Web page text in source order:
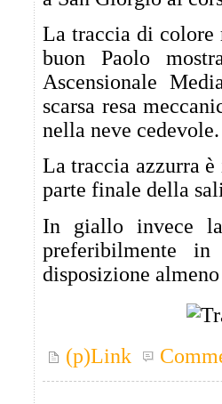
La traccia di colore
buon Paolo
Ascensionale
scarsa resa
nella neve cedevole.
La traccia azzurra
parte finale della
In giallo invece
preferibilmente
disposizione
(p)Link